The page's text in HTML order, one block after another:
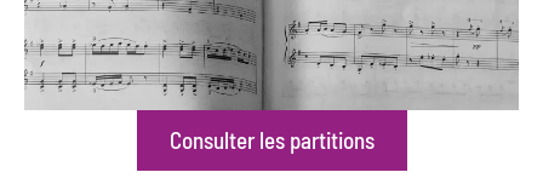
Consulter les partitions